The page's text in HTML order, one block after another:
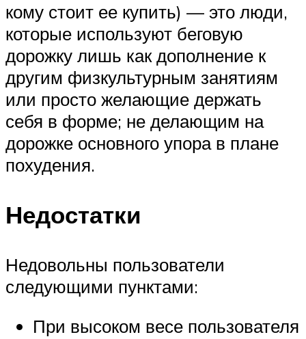
кому стоит ее купить) — это люди,
которые используют беговую
дорожку лишь как дополнение к
другим физкультурным занятиям
или просто желающие держать
себя в форме; не делающим на
дорожке основного упора в плане
похудения.
Недостатки
Недовольны пользователи
следующими пунктами:
При высоком весе пользователя